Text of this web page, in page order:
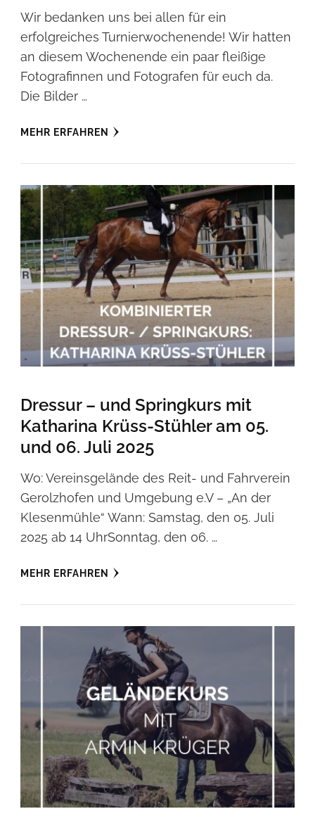
Wir bedanken uns bei allen für ein
erfolgreiches Turnierwochenende! Wir hatten
an diesem Wochenende ein paar fleißige
Fotografinnen und Fotografen für euch da.
Die Bilder …
MEHR ERFAHREN
Dressur – und Springkurs mit
Katharina Krüss-Stühler am 05.
und 06. Juli 2025
Wo: Vereinsgelände des Reit- und Fahrverein
Gerolzhofen und Umgebung e.V – „An der
Klesenmühle“ Wann: Samstag, den 05. Juli
2025 ab 14 UhrSonntag, den 06. …
MEHR ERFAHREN